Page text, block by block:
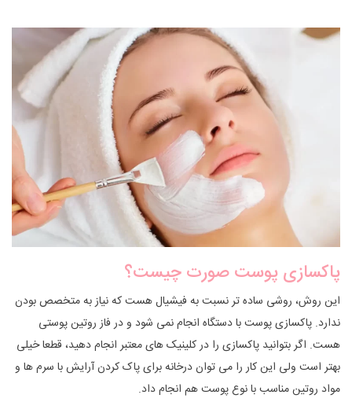
پاکسازی پوست صورت چیست؟
این روش، روشی ساده تر نسبت به فیشیال هست که نیاز به متخصص بودن
ندارد. پاکسازی پوست با دستگاه انجام نمی شود و در فاز روتین پوستی
هست. اگر بتوانید پاکسازی را در کلینیک های معتبر انجام دهید، قطعا خیلی
بهتر است ولی این کار را می توان درخانه برای پاک کردن آرایش با سرم ها و
مواد روتین مناسب با نوع پوست هم انجام داد.